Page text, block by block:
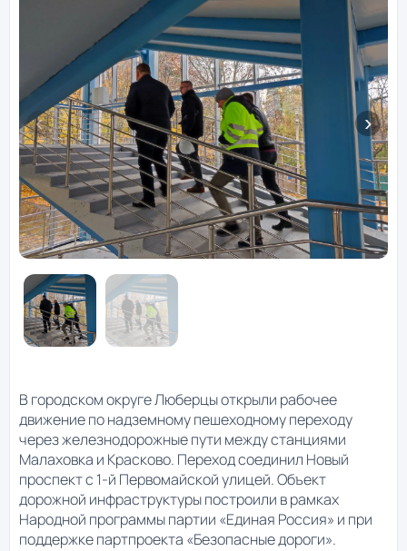
В городском округе Люберцы открыли рабочее
движение по надземному пешеходному переходу
через железнодорожные пути между станциями
Малаховка и Красково. Переход соединил Новый
проспект с 1-й Первомайской улицей. Объект
дорожной инфраструктуры построили в рамках
Народной программы партии «Единая Россия» и при
поддержке партпроекта «Безопасные дороги».